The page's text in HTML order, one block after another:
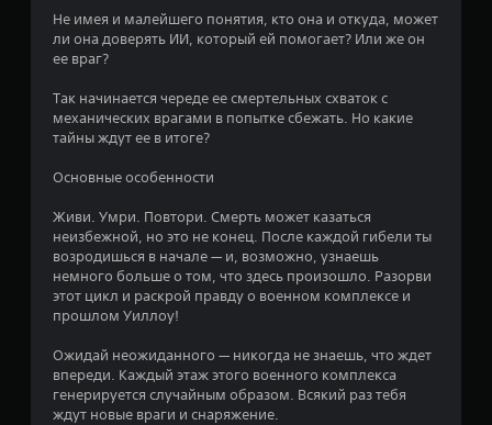
5
т
и
з
в
е
Не имея и малейшего понятия, кто она и откуда, может
ли она доверять ИИ, который ей помогает? Или же он
ее враг?
Так начинается череде ее смертельных схваток с
механических врагами в попытке сбежать. Но какие
тайны ждут ее в итоге?
Основные особенности
Живи. Умри. Повтори. Смерть может казаться
неизбежной, но это не конец. После каждой гибели ты
возродишься в начале — и, возможно, узнаешь
немного больше о том, что здесь произошло. Разорви
этот цикл и раскрой правду о военном комплексе и
прошлом Уиллоу!
Ожидай неожиданного — никогда не знаешь, что ждет
впереди. Каждый этаж этого военного комплекса
генерируется случайным образом. Всякий раз тебя
ждут новые враги и снаряжение.